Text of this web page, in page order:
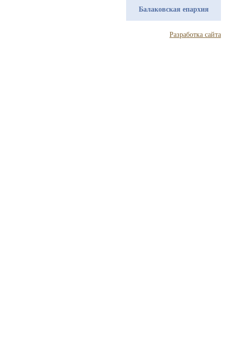
Балаковская епархия
Разработка сайта